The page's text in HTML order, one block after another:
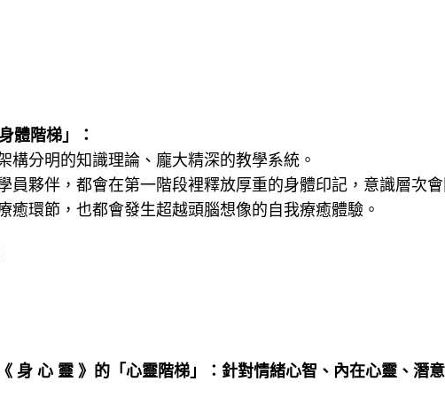
體階梯」：
分明的知識理論、龐大精深的教學系統。
員夥伴，都會在第一階段裡釋放厚重的身體印記，意識層次
環節，也都會發生超越頭腦想像的自我療癒體驗。
身 心 靈 》的「心靈階梯」：針對情緒心智、內在心靈、潛